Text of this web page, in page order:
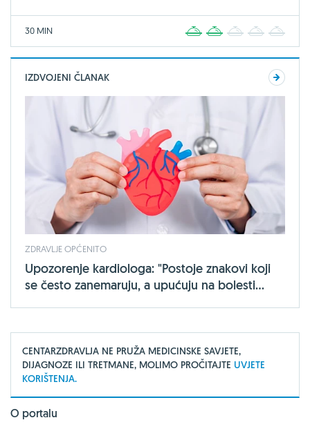
30 MIN 2 3 4
IZDVOJENI ČLANAK
ZDRAVLJE OPĆENITO
Upozorenje kardiologa: "Postoje znakovi koji
se često zanemaruju, a upućuju na bolesti...
CENTARZDRAVLJA NE PRUŽA MEDICINSKE SAVJETE,
DIJAGNOZE ILI TRETMANE, MOLIMO PROČITAJTE UVJETE
KORIŠTENJA.
O portalu